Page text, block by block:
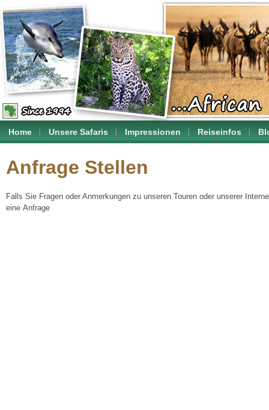
Home Unsere Safaris Impressionen Reiseinfos
Anfrage Stellen
Falls Sie Fragen oder Anmerkungen zu unseren Touren oder unserer
eine Anfrage